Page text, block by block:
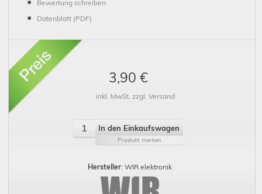
Bewertung schreiben
Datenblatt (PDF)
3,90 €
inkl. MwSt. zzgl. Versand
In den Einkaufswagen
Produkt merken
Hersteller: WIR elektronik